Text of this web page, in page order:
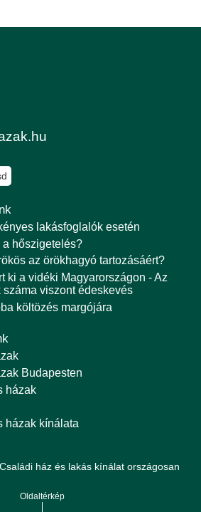
lakásfoglalók esetén
hőszigetelés?
az örökhagyó tartozásáért?
ki a vidéki Magyarországon - Az
viszont édeskevés
költözés margójára
Budapesten
házak
házak kínálata
ház és lakás kínálat országosan
Oldaltérkép